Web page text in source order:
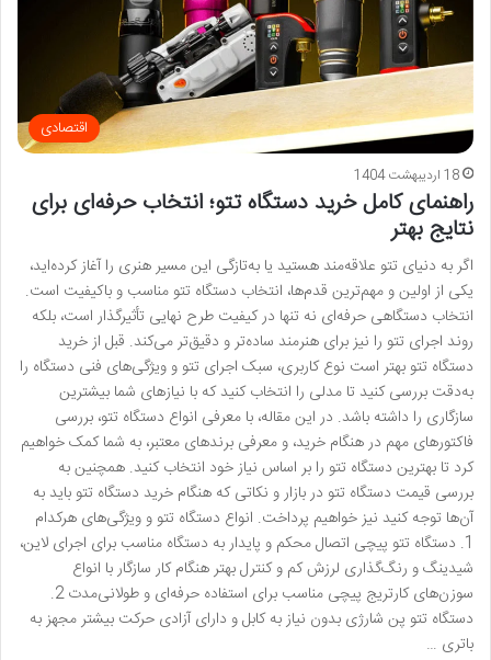
اقتصادی
18 اردیبهشت 1404
راهنمای کامل خرید دستگاه تتو؛ انتخاب حرفه‌ای برای
نتایج بهتر
اگر به دنیای تتو علاقه‌مند هستید یا به‌تازگی این مسیر هنری را آغاز کرده‌اید،
یکی از اولین و مهم‌ترین قدم‌ها، انتخاب دستگاه تتو مناسب و باکیفیت است.
انتخاب دستگاهی حرفه‌ای نه تنها در کیفیت طرح نهایی تأثیرگذار است، بلکه
روند اجرای تتو را نیز برای هنرمند ساده‌تر و دقیق‌تر می‌کند. قبل از خرید
دستگاه تتو بهتر است نوع کاربری، سبک اجرای تتو و ویژگی‌های فنی دستگاه را
به‌دقت بررسی کنید تا مدلی را انتخاب کنید که با نیازهای شما بیشترین
سازگاری را داشته باشد. در این مقاله، با معرفی انواع دستگاه تتو، بررسی
فاکتورهای مهم در هنگام خرید، و معرفی برندهای معتبر، به شما کمک خواهیم
کرد تا بهترین دستگاه تتو را بر اساس نیاز خود انتخاب کنید. همچنین به
بررسی قیمت دستگاه تتو در بازار و نکاتی که هنگام خرید دستگاه تتو باید به
آن‌ها توجه کنید نیز خواهیم پرداخت. انواع دستگاه تتو و ویژگی‌های هرکدام
1. دستگاه تتو پیچی اتصال محکم و پایدار به دستگاه مناسب برای اجرای لاین،
شیدینگ و رنگ‌گذاری لرزش کم و کنترل بهتر هنگام کار سازگار با انواع
سوزن‌های کارتریج پیچی مناسب برای استفاده حرفه‌ای و طولانی‌مدت 2.
دستگاه تتو پن شارژی بدون نیاز به کابل و دارای آزادی حرکت بیشتر مجهز به
باتری …